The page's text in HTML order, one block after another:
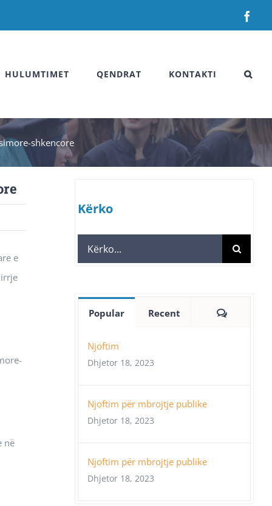
HULUMTIMET QENDRAT KONTAKTI
shkencore
e
në
Kërko
Search
for:
Popular Recent
Njoftim
Dhjetor 18, 2023
Njoftim për mbrojtje publike
Dhjetor 18, 2023
Njoftim për mbrojtje publike
Dhjetor 18, 2023